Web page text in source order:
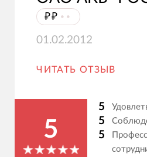
₽₽ ⦁⦁
01.02.2012
ЧИТАТЬ ОТЗЫВ
5
5
5
5